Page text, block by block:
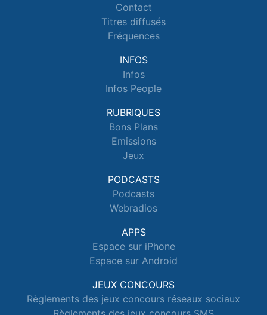
Contact
Titres diffusés
Fréquences
INFOS
Infos
Infos People
RUBRIQUES
Bons Plans
Emissions
Jeux
PODCASTS
Podcasts
Webradios
APPS
Espace sur iPhone
Espace sur Android
JEUX CONCOURS
Règlements des jeux concours réseaux sociaux